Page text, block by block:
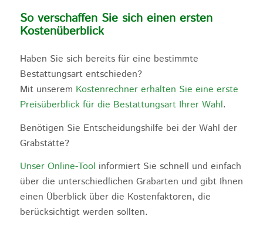
So verschaffen Sie sich einen ersten
Kostenüberblick
Haben Sie sich bereits für eine bestimmte
Bestattungsart entschieden?
Mit unserem Kostenrechner erhalten Sie eine erste
Preisüberblick für die Bestattungsart Ihrer Wahl.
Benötigen Sie Entscheidungshilfe bei der Wahl der
Grabstätte?
Unser Online-Tool informiert Sie schnell und einfach
über die unterschiedlichen Grabarten und gibt Ihnen
einen Überblick über die Kostenfaktoren, die
berücksichtigt werden sollten.